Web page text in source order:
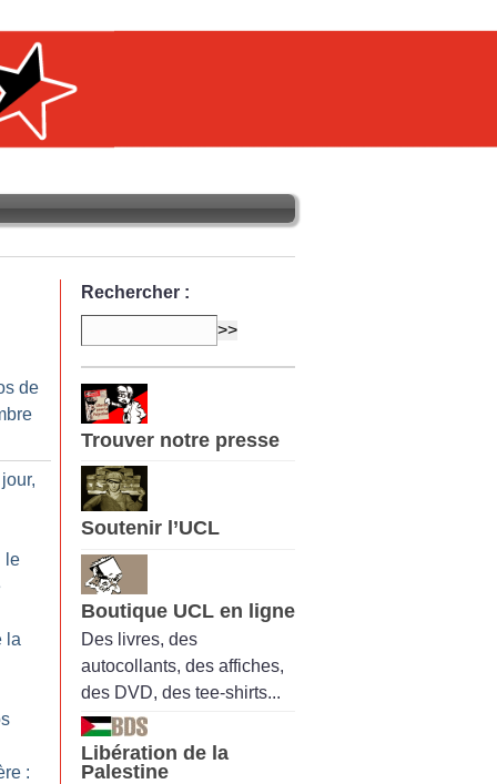
de
le
la
:
Rechercher :
Trouver notre presse
Soutenir l’UCL
Boutique UCL en ligne
Des livres, des
autocollants, des affiches,
des DVD, des tee-shirts...
Libération de la
Palestine